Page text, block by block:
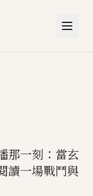
那一刻：當玄
讀一場戰鬥與